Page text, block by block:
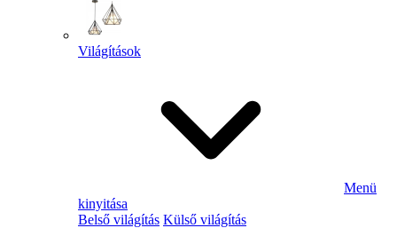
Világítások
Menü
kinyitása
Belső világítás Külső világítás